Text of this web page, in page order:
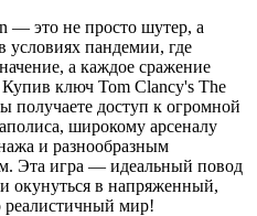
— это не просто шутер, а
пандемии, где
а каждое сражение
ключ Tom Clancy's The
получаете доступ к огромной
широкому арсеналу
и разнообразным
Эта игра — идеальный повод
окунуться в напряженный,
мир!